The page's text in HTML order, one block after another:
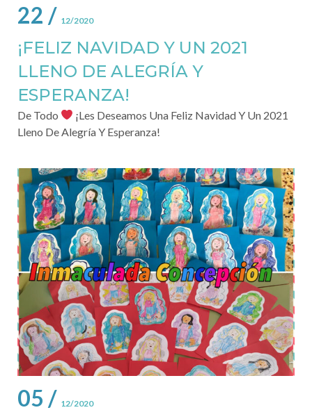
22 / 12/2020
¡FELIZ NAVIDAD Y UN 2021
LLENO DE ALEGRÍA Y
ESPERANZA!
De Todo
¡Les Deseamos Una Feliz Navidad Y Un 2021
Lleno De Alegría Y Esperanza!
05 / 12/2020